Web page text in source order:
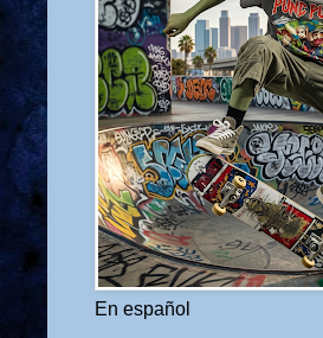
En español